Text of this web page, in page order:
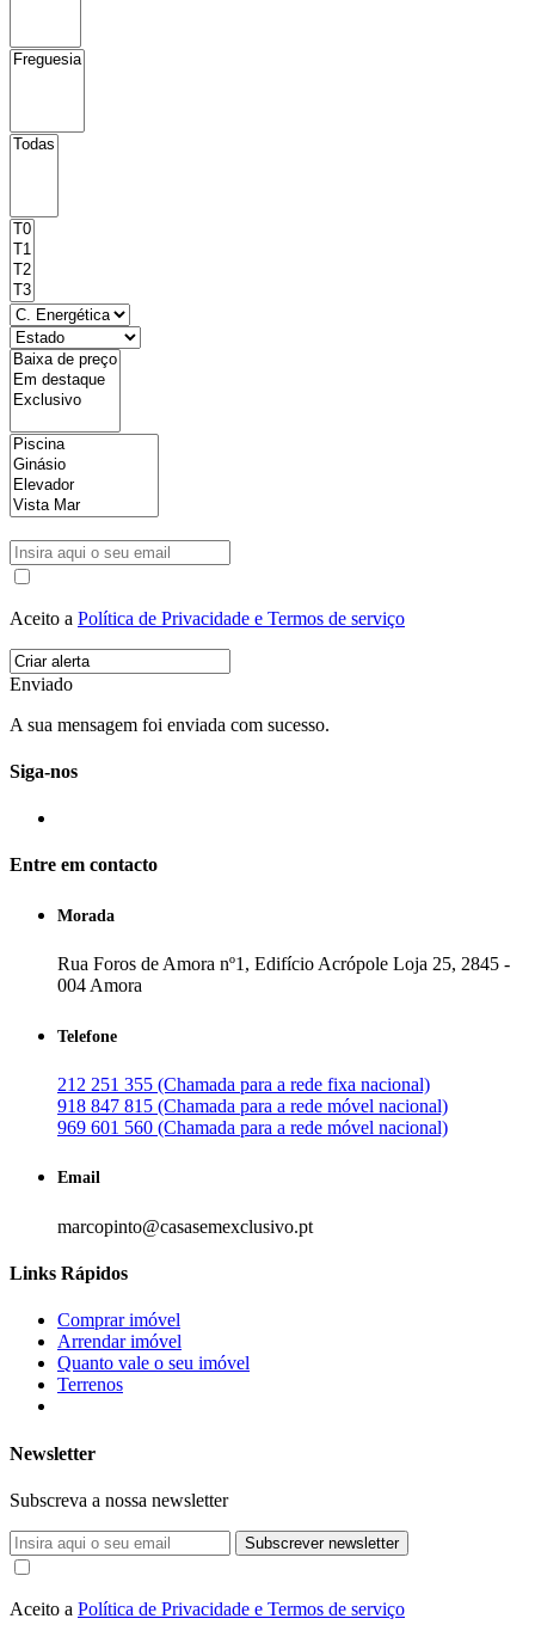
Aceito a Política de Privacidade e Termos de serviço
Enviado
A sua mensagem foi enviada com sucesso.
Siga-nos
Entre em contacto
Morada
Rua Foros de Amora nº1, Edifício Acrópole Loja 25, 2845 -
004 Amora
Telefone
212 251 355 (Chamada para a rede fixa nacional)
918 847 815 (Chamada para a rede móvel nacional)
969 601 560 (Chamada para a rede móvel nacional)
Email
marcopinto@casasemexclusivo.pt
Links Rápidos
Comprar imóvel
Arrendar imóvel
Quanto vale o seu imóvel
Terrenos
Newsletter
Subscreva a nossa newsletter
Subscrever newsletter
Aceito a Política de Privacidade e Termos de serviço